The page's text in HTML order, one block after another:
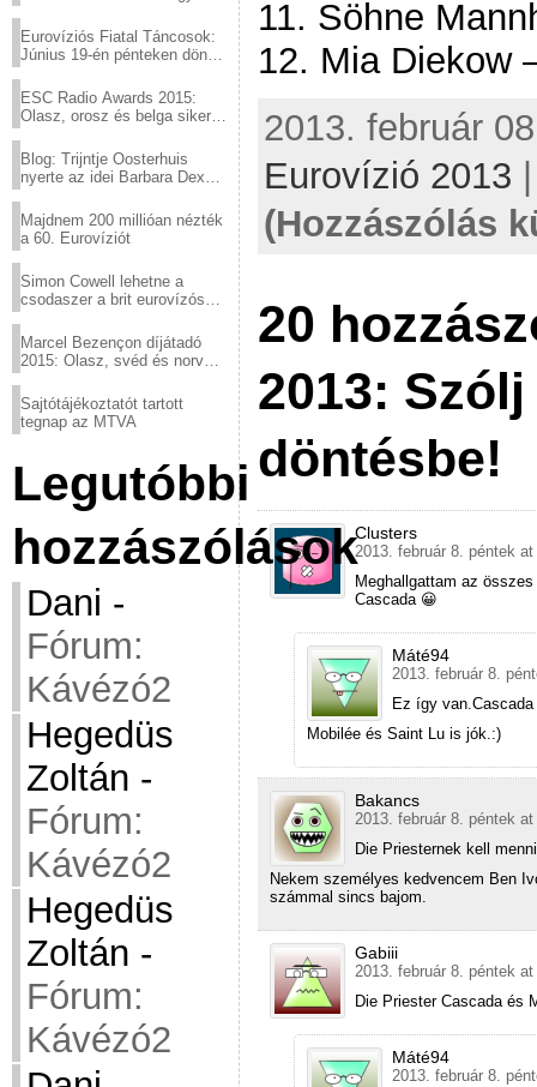
Eurovíziós Fiatal Táncosok:
Június 19-én pénteken döntő
ESC Radio Awards 2015:
Olasz, orosz és belga siker,
Blog: Trijntje Oosterhuis
nyerte az idei Barbara Dex
Majdnem 200 millióan nézték
a 60. Eurovíziót
Simon Cowell lehetne a
csodaszer a brit eurovízós
Marcel Bezençon díjátadó
2015: Olasz, svéd és norvég
Sajtótájékoztatót tartott
tegnap az MTVA
Legutóbbi
hozzászólások
Dani -
Fórum:
Kávézó2
Hegedüs
Zoltán -
Fórum:
Kávézó2
Hegedüs
Zoltán -
Fórum:
Kávézó2
11. Söhne
12. Mia Diekow
2013. február
Eurovízió 2013
(Hozzászólás
20
2013:
döntésbe!
Clusters
2013. február 8. péntek at
Meghallgattam az
Cascada 😀
Máté94
2013. február 8.
Ez így
Mobilée és Saint Lu is jók.:)
Bakancs
2013. február 8. péntek at
Die Priesternek kell
Nekem személyes kedvencem Ben
számmal sincs bajom.
Gabiii
2013. február 8. péntek at
Die Priester Cascada és
Máté94
2013. február 8.